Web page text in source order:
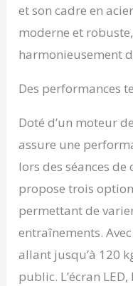
et son cadre en
moderne et
harmonieusement
Des performances
Doté d’un moteur
assure une
lors des séances de
propose trois
permettant de
entraînements.
allant jusqu’à 120
public. L’écran